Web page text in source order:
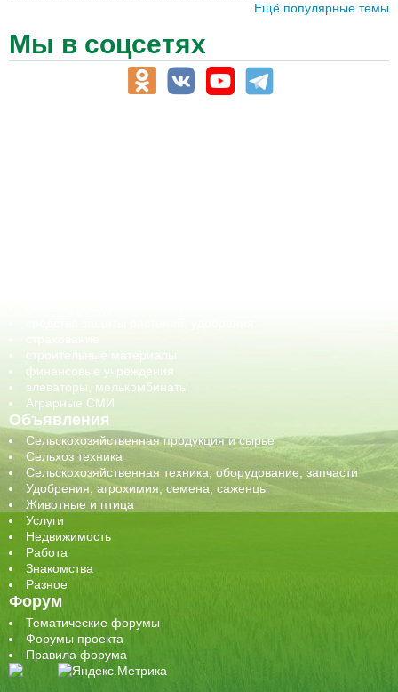
Ещё популярные темы
Мы в соцсетях
строительные материалы
финансовые учреждения
элеваторы, мелькомбинаты
Аграрные СМИ
Объявления
Сельскохозяйственная продукция и сырье
Сельхоз техника
Сельскохозяйственная техника, оборудование, запчасти
Удобрения, агрохимия, семена, саженцы
Животные и птица
Услуги
Недвижимость
Работа
Знакомства
Разное
Форум
Тематические форумы
Форумы проекта
Правила форума